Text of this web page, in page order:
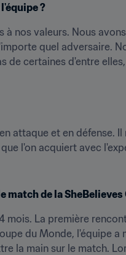
?
à nos valeurs. Nous
quel adversaire.
de certaines d'entre
attaque et en défense.
l'on acquiert avec
match de la
mois. La première
du Monde, l'équipe
la main sur le match.